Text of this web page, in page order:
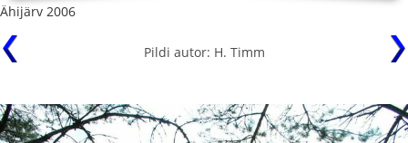
Ähijärv 2006
Pildi autor: H. Timm